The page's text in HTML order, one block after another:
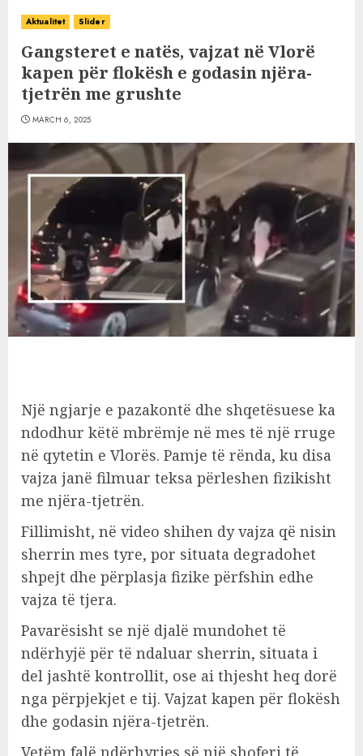
Aktualitet Slider
Gangsteret e natës, vajzat në Vlorë
kapen për flokësh e godasin njëra-
tjetrën me grushte
MARCH 6, 2025
Një ngjarje e pazakontë dhe shqetësuese ka
ndodhur këtë mbrëmje në mes të një rruge
në qytetin e Vlorës. Pamje të rënda, ku disa
vajza janë filmuar teksa përleshen fizikisht
me njëra-tjetrën.
Fillimisht, në video shihen dy vajza që nisin
sherrin mes tyre, por situata degradohet
shpejt dhe përplasja fizike përfshin edhe
vajza të tjera.
Pavarësisht se një djalë mundohet të
ndërhyjë për të ndaluar sherrin, situata i
del jashtë kontrollit, ose ai thjesht heq dorë
nga përpjekjet e tij. Vajzat kapen për flokësh
dhe godasin njëra-tjetrën.
Vetëm falë ndërhyrjes së një shoferi të